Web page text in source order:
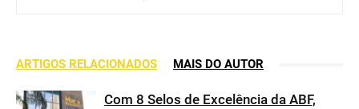
ARTIGOS RELACIONADOS MAIS DO AUTOR
Com 8 Selos de Excelência da ABF,